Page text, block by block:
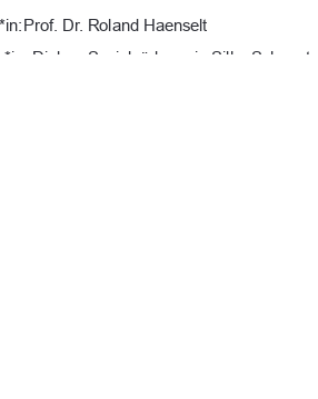
Prof. Dr. Roland Haenselt
Diplom Sozialpädagogin Silke Schwartz